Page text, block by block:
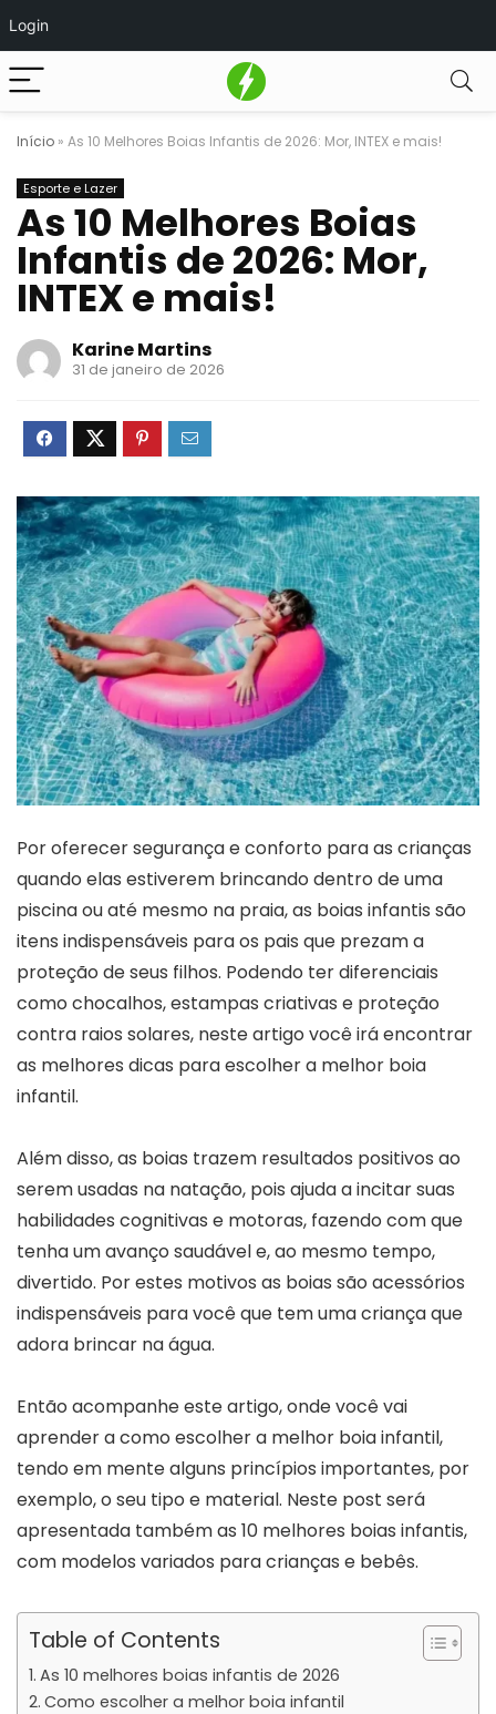
Login
Início » As 10 Melhores Boias Infantis de 2026: Mor, INTEX e mais!
Esporte e Lazer
As 10 Melhores Boias
Infantis de 2026: Mor,
INTEX e mais!
Karine Martins
31 de janeiro de 2026
Por oferecer segurança e conforto para as crianças
quando elas estiverem brincando dentro de uma
piscina ou até mesmo na praia, as boias infantis são
itens indispensáveis para os pais que prezam a
proteção de seus filhos. Podendo ter diferenciais
como chocalhos, estampas criativas e proteção
contra raios solares, neste artigo você irá encontrar
as melhores dicas para escolher a melhor boia
infantil.
Além disso, as boias trazem resultados positivos ao
serem usadas na natação, pois ajuda a incitar suas
habilidades cognitivas e motoras, fazendo com que
tenha um avanço saudável e, ao mesmo tempo,
divertido. Por estes motivos as boias são acessórios
indispensáveis para você que tem uma criança que
adora brincar na água.
Então acompanhe este artigo, onde você vai
aprender a como escolher a melhor boia infantil,
tendo em mente alguns princípios importantes, por
exemplo, o seu tipo e material. Neste post será
apresentada também as 10 melhores boias infantis,
com modelos variados para crianças e bebês.
Table of Contents
As 10 melhores boias infantis de 2026
Como escolher a melhor boia infantil